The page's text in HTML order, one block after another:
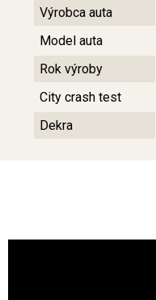
Výrobca auta
Model auta
Rok výroby
City crash test
Dekra